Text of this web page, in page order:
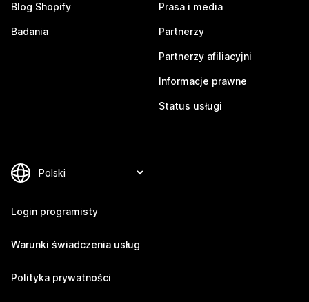
Blog Shopify
Badania
Prasa i media
Partnerzy
Partnerzy afiliacyjni
Informacje prawne
Status usługi
Login programisty
Warunki świadczenia usług
Polityka prywatności